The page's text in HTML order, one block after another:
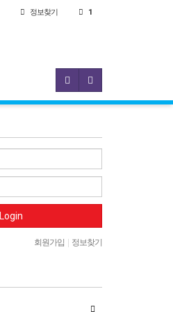
정보찾기 1
Login
회원가입 정보찾기